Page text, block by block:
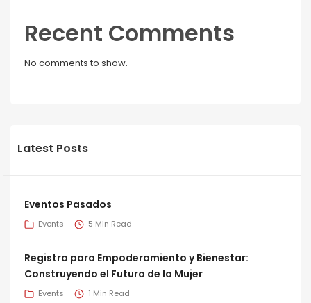
Recent Comments
No comments to show.
Latest Posts
Eventos Pasados
Events 5 Min Read
Registro para Empoderamiento y Bienestar:
Construyendo el Futuro de la Mujer
Events 1 Min Read